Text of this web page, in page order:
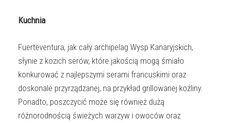
Kuchnia
Fuerteventura, jak cały archipelag Wysp Kanaryjskich,
słynie z kozich serów, które jakością mogą śmiało
konkurować z najlepszymi serami francuskimi oraz
doskonale przyrządzanej, na przykład grillowanej koźliny.
Ponadto, poszczycić może się również dużą
różnorodnością świeżych warzyw i owoców oraz